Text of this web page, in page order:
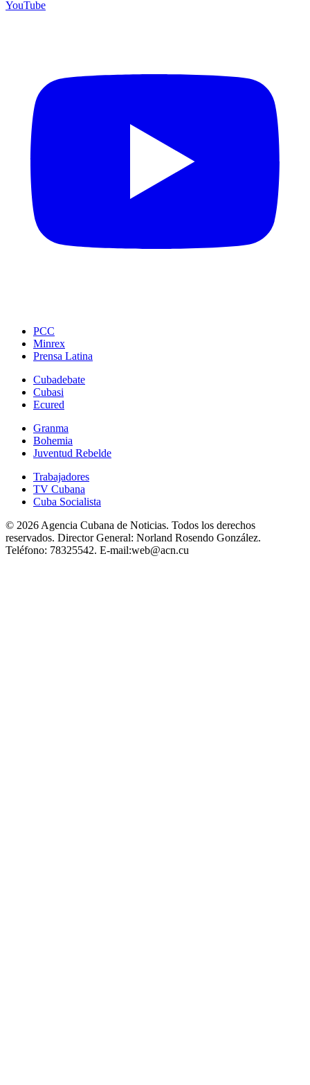
YouTube
PCC
Minrex
Prensa Latina
Cubadebate
Cubasi
Ecured
Granma
Bohemia
Juventud Rebelde
Trabajadores
TV Cubana
Cuba Socialista
© 2026 Agencia Cubana de Noticias. Todos los derechos
reservados. Director General: Norland Rosendo González.
Teléfono: 78325542. E-mail:web@acn.cu